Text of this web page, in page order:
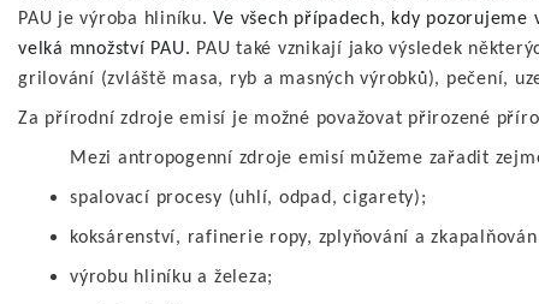
PAU je výroba hliníku.Ve všech případech, kdy
velká množství PAU. PAU také vznikají jako výsledek
grilování (zvláště masa, ryb a masných výrobků), pečení,
Za přírodní zdroje emisí je možné považovat přirozené
Mezi antropogenní zdroje emisí můžeme zařadit
spalovací procesy (uhlí, odpad, cigarety);
koksárenství, rafinerie ropy, zplyňování a
výrobu hliníku a železa;